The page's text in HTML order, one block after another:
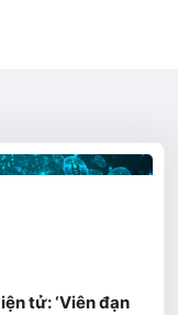
tử: ‘Viên đạn